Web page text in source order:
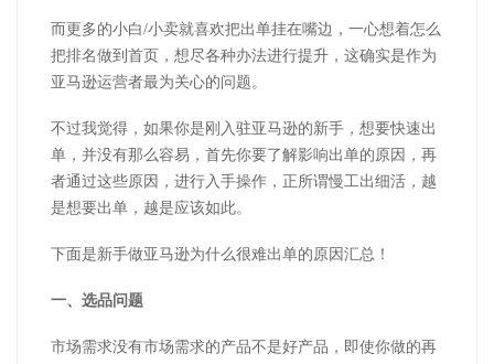
而更多的小白/小卖就喜欢把出单挂在嘴边，一心想着怎么
把排名做到首页，想尽各种办法进行提升，这确实是作为
亚马逊运营者最为关心的问题。
不过我觉得，如果你是刚入驻亚马逊的新手，想要快速出
单，并没有那么容易，首先你要了解影响出单的原因，再
者通过这些原因，进行入手操作，正所谓慢工出细活，越
是想要出单，越是应该如此。
下面是新手做亚马逊为什么很难出单的原因汇总 ！
一、选品问题
市场需求没有市场需求的产品不是好产品，即使你做的再